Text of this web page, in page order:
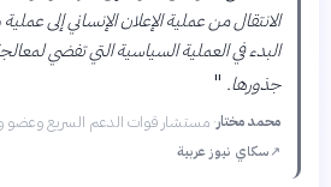
الانتقال من عملية الإعلان الإنساني إلى
البدء في العملية السياسية التي تفضي
جذورها. "
محمد مختار· مستشار قوات الدعم السريع وعضو
↗سكاي نيوز عربية